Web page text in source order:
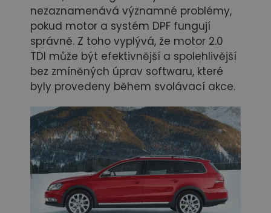
nezaznamenává významné problémy,
pokud motor a systém DPF fungují
správně. Z toho vyplývá, že motor 2.0
TDI může být efektivnější a spolehlivější
bez zmíněných úprav softwaru, které
byly provedeny během svolávací akce.